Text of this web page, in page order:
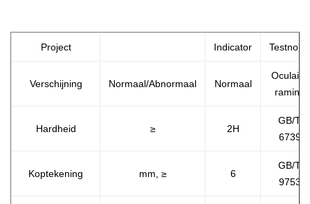
Project Indicator Testnorm
Verschijning Normaal/Abnormaal Normaal
Oculaire
raming
Hardheid ≥ 2H
GB/T
6739
Koptekening mm, ≥ 6
GB/T
9753